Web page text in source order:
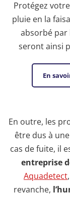
Protégez
pluie en la
absorbé par
seront ainsi
En
En outre, les
être dus à une
cas de fuite, il
entreprise
Aquadetect
revanche,